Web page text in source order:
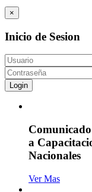
×
Inicio de Sesion
Login
a
Nacionales
Ver Mas